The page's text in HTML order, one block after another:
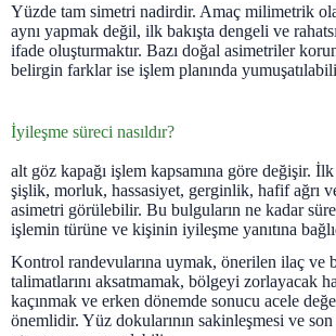
Yüzde tam simetri nadirdir. Amaç milimetrik
aynı yapmak değil, ilk bakışta dengeli ve
ifade oluşturmaktır. Bazı doğal asimetriler
belirgin farklar ise işlem planında
İyileşme süreci nasıldır?
alt göz kapağı işlem kapsamına göre değişir.
şişlik, morluk, hassasiyet, gerginlik, hafif ağrı
asimetri görülebilir. Bu bulguların ne kadar
işlemin türüne ve kişinin iyileşme yanıtına
Kontrol randevularına uymak, önerilen ilaç ve
talimatlarını aksatmamak, bölgeyi zorlayacak
kaçınmak ve erken dönemde sonucu acele
önemlidir. Yüz dokularının sakinleşmesi ve